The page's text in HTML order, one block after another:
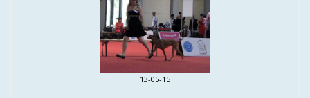
13-05-15